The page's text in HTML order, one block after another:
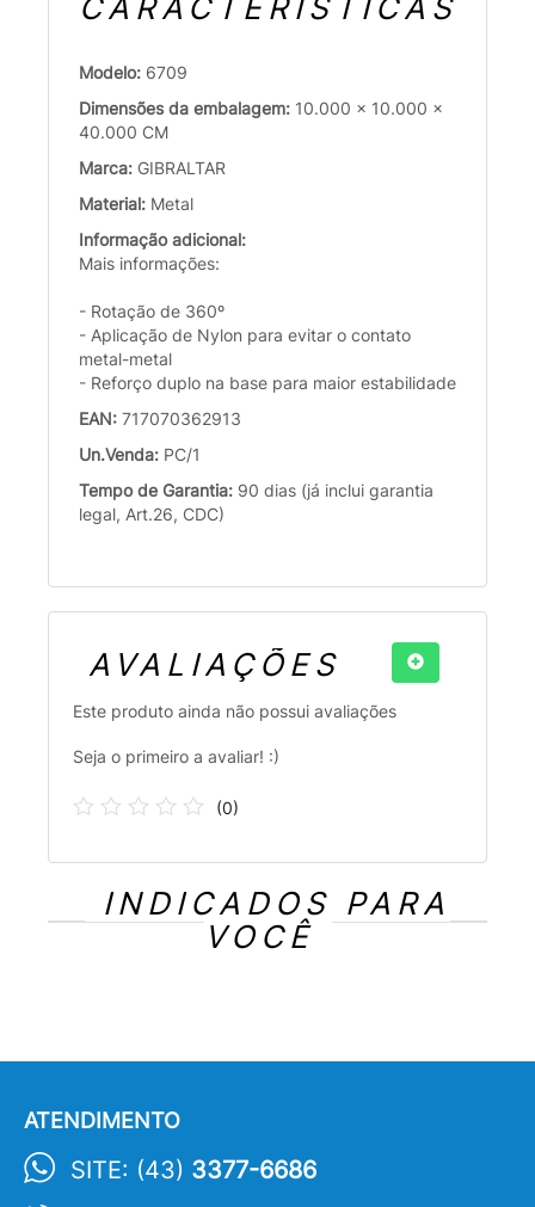
CARACTERÍSTICAS
Modelo: 6709
Dimensões da embalagem: 10.000 x 10.000 x
40.000 CM
Marca: GIBRALTAR
Material: Metal
Informação adicional:
Mais informações:
- Rotação de 360º
- Aplicação de Nylon para evitar o contato
metal-metal
- Reforço duplo na base para maior estabilidade
EAN: 717070362913
Un.Venda: PC/1
Tempo de Garantia: 90 dias (já inclui garantia
legal, Art.26, CDC)
AVALIAÇÕES
Este produto ainda não possui avaliações
Seja o primeiro a avaliar! :)
(0)
INDICADOS PARA
VOCÊ
ATENDIMENTO
SITE: (43) 3377-6686